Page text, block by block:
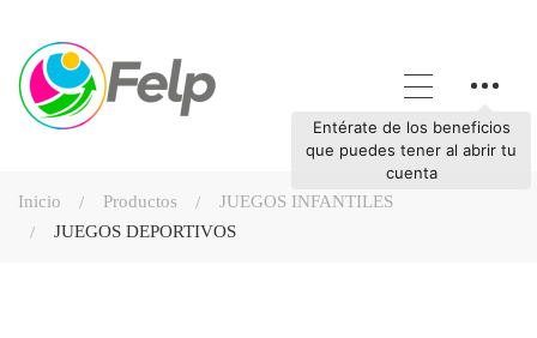
Inicio Productos
JUEGOS INFANTILES
JUEGOS DEPORTIVOS
Entérate de los beneficios
que puedes tener al abrir tu
cuenta